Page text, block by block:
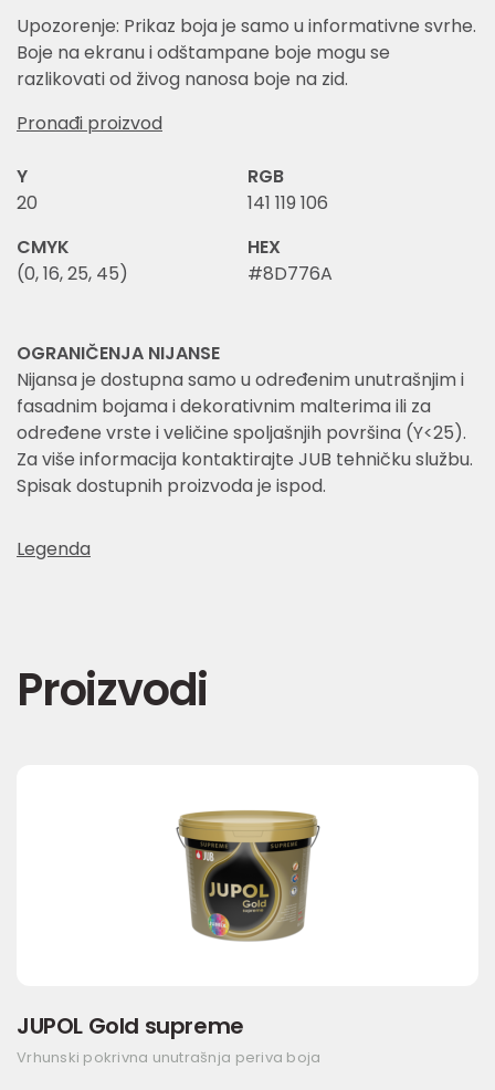
Upozorenje: Prikaz boja je samo u informativne svrhe.
Boje na ekranu i odštampane boje mogu se
razlikovati od živog nanosa boje na zid.
Pronađi proizvod
Y
20
RGB
141 119 106
CMYK
(0, 16, 25, 45)
HEX
#8D776A
OGRANIČENJA NIJANSE
Nijansa je dostupna samo u određenim unutrašnjim i
fasadnim bojama i dekorativnim malterima ili za
određene vrste i veličine spoljašnjih površina (Y<25).
Za više informacija kontaktirajte JUB tehničku službu.
Spisak dostupnih proizvoda je ispod.
Legenda
Proizvodi
JUPOL Gold supreme
Vrhunski pokrivna unutrašnja periva boja